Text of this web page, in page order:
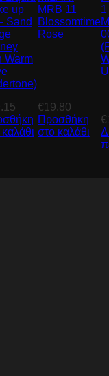
up
Sand
Warm
MRB 11
Blossomtime
Rose
€19.80
Προσθήκη
στο καλάθι
€